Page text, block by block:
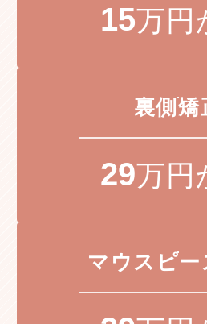
15万円
裏側矯
29万円
マウスピー